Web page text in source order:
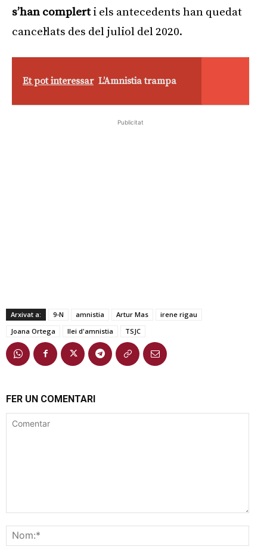
s’han complerti els antecedents han quedat
cancel·lats des del juliol del 2020.
Et pot interessar L’Amnistia trampa
Publicitat
Arxivat a: 9-N amnistia Artur Mas
irene rigau
Joana Ortega
llei d'amnistia TSJC
FER UN COMENTARI